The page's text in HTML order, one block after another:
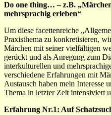
Do one thing… – z.B.
mehrsprachig erleben“
Um diese facettenreiche
Praxisthema zu konkretisieren,
Märchen mit seiner vielfältigen
gerückt und als Anregung zum
interkulturellen und
verschiedene Erfahrungen mit
Austausch haben mein Interesse
Thema in letzter Zeit intensiviert
Erfahrung Nr.1: Auf